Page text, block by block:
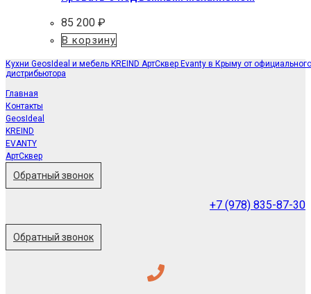
85 200 ₽
В корзину
Кухни GeosIdeal и мебель KREIND АртСквер Evanty в Крыму от официального
дистрибьютора
Главная
Контакты
GeosIdeal
KREIND
EVANTY
АртСквер
Обратный звонок
+7 (978) 835-87-30
Обратный звонок